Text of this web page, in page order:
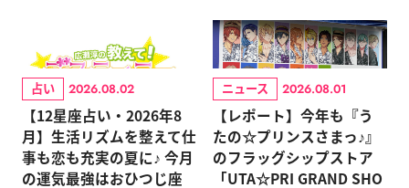
占い 2026.08.02
【12星座占い・2026年8
月】生活リズムを整えて仕
事も恋も充実の夏に♪ 今月
の運気最強はおひつじ座
ニュース 2026.08.01
【レポート】今年も『う
たの☆プリンスさまっ♪』
のフラッグシップストア
「UTA☆PRI GRAND SHO